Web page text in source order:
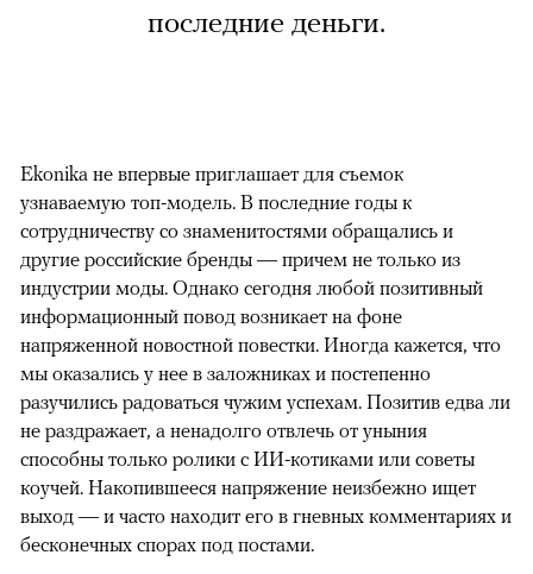
последние деньги.
Ekonika не впервые приглашает для съемок
узнаваемую топ-модель. В последние годы к
сотрудничеству со знаменитостями обращались и
другие российские бренды — причем не только из
индустрии моды. Однако сегодня любой позитивный
информационный повод возникает на фоне
напряженной новостной повестки. Иногда кажется, что
мы оказались у нее в заложниках и постепенно
разучились радоваться чужим успехам. Позитив едва ли
не раздражает, а ненадолго отвлечь от уныния
способны только ролики с ИИ-котиками или советы
коучей. Накопившееся напряжение неизбежно ищет
выход — и часто находит его в гневных комментариях и
бесконечных спорах под постами.